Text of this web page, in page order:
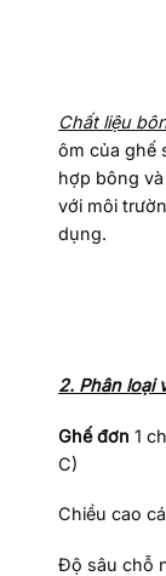
Chất liệu
ôm của ghế
hợp bông
với môi
dụng.
2. Phân loại
Ghế đơn 1
C)
Chiều cao
Độ sâu chỗ